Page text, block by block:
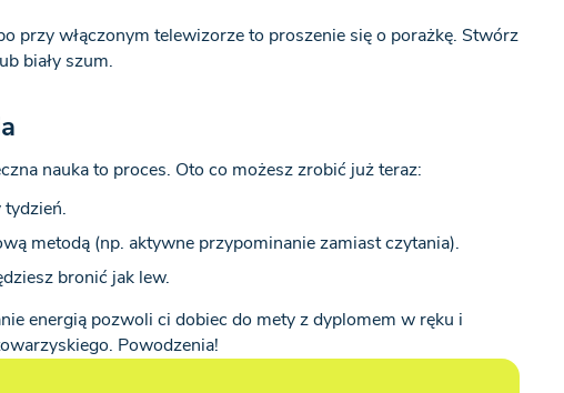
przy włączonym telewizorze to proszenie się o porażkę. Stwórz
biały szum.
nauka to proces. Oto co możesz zrobić już teraz:
metodą (np. aktywne przypominanie zamiast czytania).
bronić jak lew.
energią pozwoli ci dobiec do mety z dyplomem w ręku i
Powodzenia!